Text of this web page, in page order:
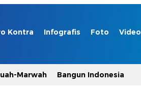
Kontra Infografis Foto Video
Marwah Bangun Indonesia